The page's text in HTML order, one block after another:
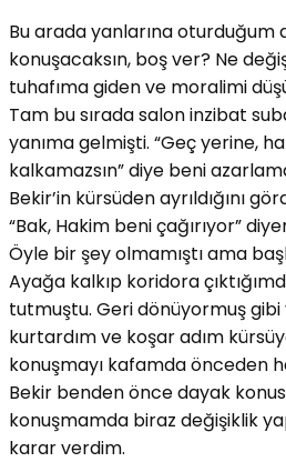
Bu arada yanlarına oturduğum
konuşacaksın, boş ver? Ne
tuhafıma giden ve moralimi
Tam bu sırada salon inzibat
yanıma gelmişti. “Geç yerine,
kalkamazsın” diye beni
Bekir’in kürsüden ayrıldığını
“Bak, Hakim beni çağırıyor”
Öyle bir şey olmamıştı ama
Ayağa kalkıp koridora
tutmuştu. Geri dönüyormuş
kurtardım ve koşar adım
konuşmayı kafamda önceden
Bekir benden önce dayak
konuşmamda biraz değişiklik
karar verdim.